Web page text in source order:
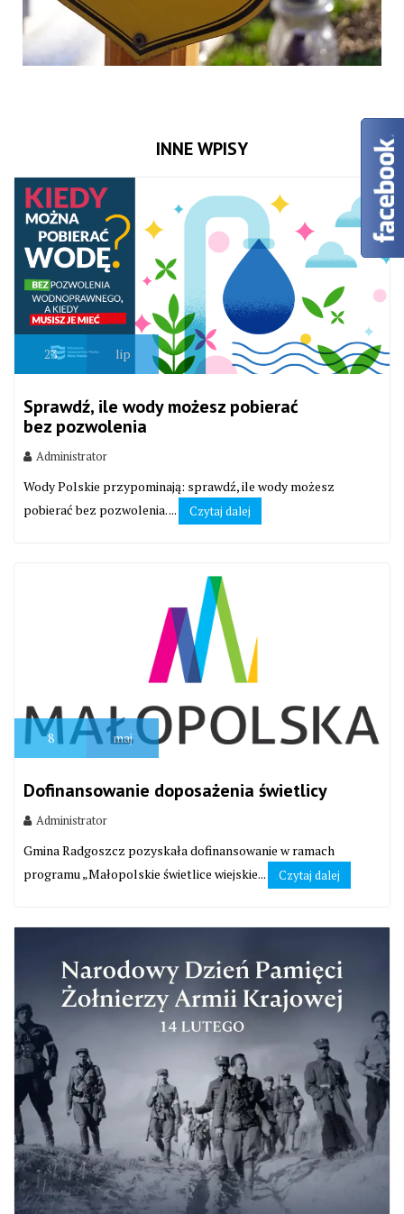
INNE WPISY
23 lip
Sprawdź, ile wody możesz pobierać
bez pozwolenia
Administrator
Wody Polskie przypominają: sprawdź, ile wody możesz
pobierać bez pozwolenia. ...
Czytaj dalej
8 maj
Dofinansowanie doposażenia świetlicy
Administrator
Gmina Radgoszcz pozyskała dofinansowanie w ramach
programu „Małopolskie świetlice wiejskie...
Czytaj dalej